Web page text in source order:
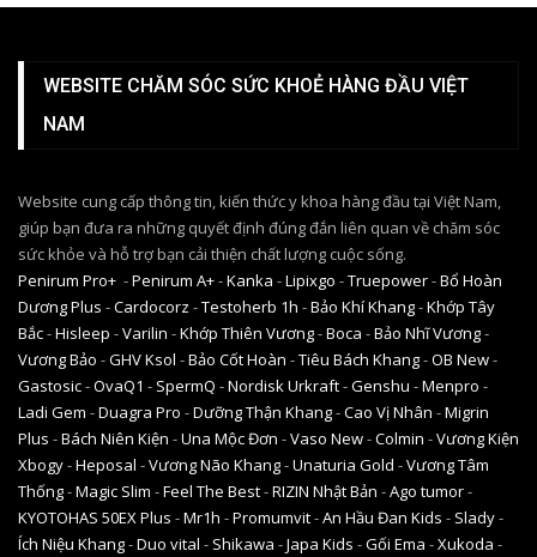
WEBSITE CHĂM SÓC SỨC KHOẺ HÀNG ĐẦU VIỆT
NAM
Website cung cấp thông tin, kiến thức y khoa hàng đầu tại Việt Nam,
giúp bạn đưa ra những quyết định đúng đắn liên quan về chăm sóc
sức khỏe và hỗ trợ bạn cải thiện chất lượng cuộc sống.
Penirum Pro+ -Penirum A+-Kanka -Lipixgo -Truepower-Bổ Hoàn
Dương Plus -Cardocorz -Testoherb 1h -Bảo Khí Khang-Khớp Tây
Bắc-Hisleep -Varilin -Khớp Thiên Vương-Boca -Bảo Nhĩ Vương-
Vương Bảo -GHV Ksol -Bảo Cốt Hoàn -Tiêu Bách Khang-OB New-
Gastosic-OvaQ1 - SpermQ -Nordisk Urkraft-Genshu -Menpro -
Ladi Gem -Duagra Pro -Dưỡng Thận Khang-Cao Vị Nhân -Migrin
Plus -Bách Niên Kiện -Una Mộc Đơn -Vaso New-Colmin -Vương Kiện
Xbogy-Heposal -Vương Não Khang-Unaturia Gold -Vương Tâm
Thống-Magic Slim -Feel The Best-RIZIN Nhật Bản -Ago tumor-
KYOTOHAS 50EX Plus -Mr1h -Promumvit-An Hầu Đan Kids - Slady-
Ích Niệu Khang-Duo vital - Shikawa -Japa Kids -Gối Ema -Xukoda -